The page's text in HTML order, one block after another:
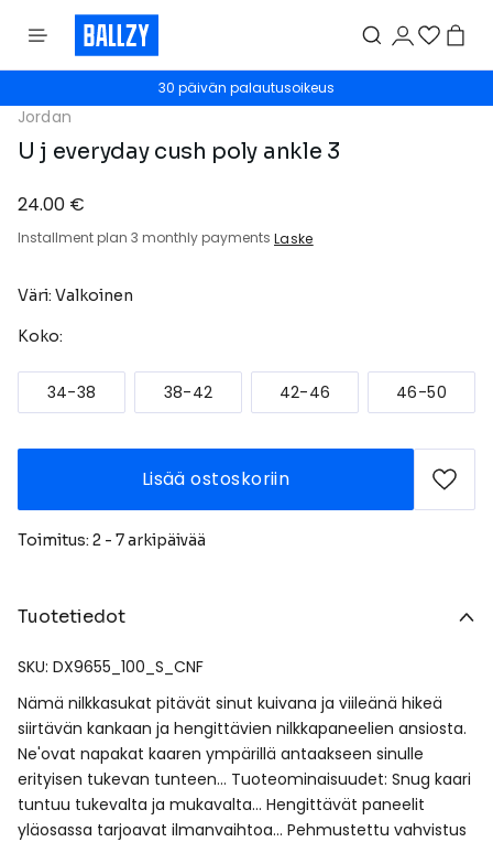
30 päivän palautusoikeus
Jordan
U j everyday cush poly ankle 3
24.00 €
Installment plan 3 monthly payments Laske
Väri: Valkoinen
Koko:
34-38 38-42 42-46 46-50
Lisää ostoskoriin
Toimitus: 2 - 7 arkipäivää
Tuotetiedot
SKU: DX9655_100_S_CNF
Nämä nilkkasukat pitävät sinut kuivana ja viileänä hikeä
siirtävän kankaan ja hengittävien nilkkapaneelien ansiosta.
Ne'ovat napakat kaaren ympärillä antaakseen sinulle
erityisen tukevan tunteen… Tuoteominaisuudet: Snug kaari
tuntuu tukevalta ja mukavalta… Hengittävät paneelit
yläosassa tarjoavat ilmanvaihtoa… Pehmustettu vahvistus